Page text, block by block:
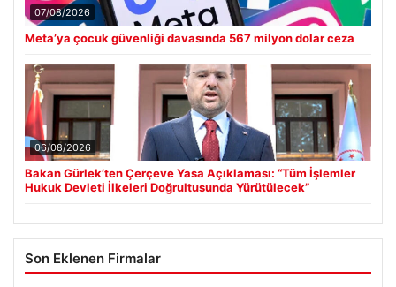
07/08/2026
Meta’ya çocuk güvenliği davasında 567 milyon dolar ceza
06/08/2026
Bakan Gürlek’ten Çerçeve Yasa Açıklaması: “Tüm İşlemler
Hukuk Devleti İlkeleri Doğrultusunda Yürütülecek”
Son Eklenen Firmalar